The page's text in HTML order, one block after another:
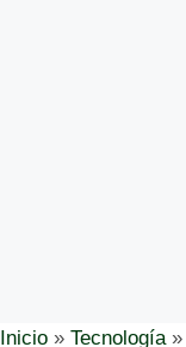
Inicio » Tecnología»